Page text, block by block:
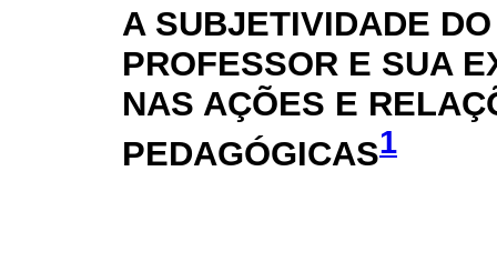
A SUBJETIVIDADE DO
PROFESSOR E SUA
NAS AÇÕES E
PEDAGÓGICAS1